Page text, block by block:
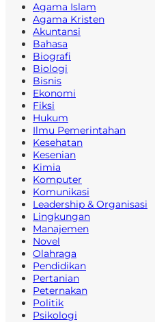
Agama Islam
Agama Kristen
Akuntansi
Bahasa
Biografi
Biologi
Bisnis
Ekonomi
Fiksi
Hukum
Ilmu Pemerintahan
Kesehatan
Kesenian
Kimia
Komputer
Komunikasi
Leadership & Organisasi
Lingkungan
Manajemen
Novel
Olahraga
Pendidikan
Pertanian
Peternakan
Politik
Psikologi